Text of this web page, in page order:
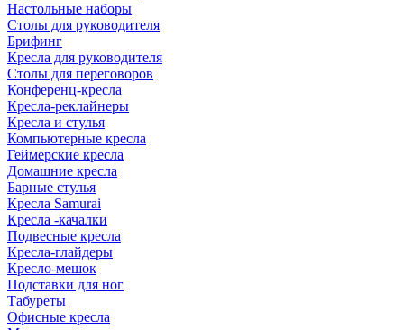
Настольные наборы
Столы для руководителя
Брифинг
Кресла для руководителя
Столы для переговоров
Конференц-кресла
Кресла-реклайнеры
Кресла и стулья
Компьютерные кресла
Геймерские кресла
Домашние кресла
Барные стулья
Кресла Samurai
Кресла -качалки
Подвесные кресла
Кресла-глайдеры
Кресло-мешок
Подставки для ног
Табуреты
Офисные кресла